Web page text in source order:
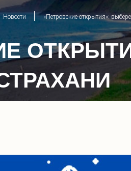
Новости «Петровские открытия»: